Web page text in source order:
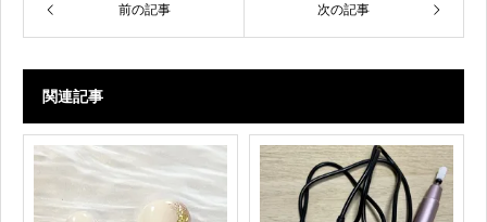
前の記事 次の記事
関連記事